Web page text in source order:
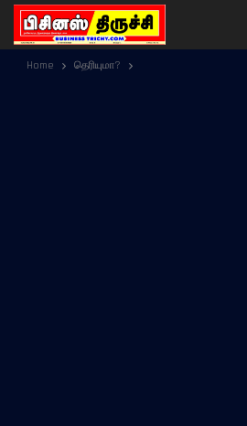
Home தெரியுமா?